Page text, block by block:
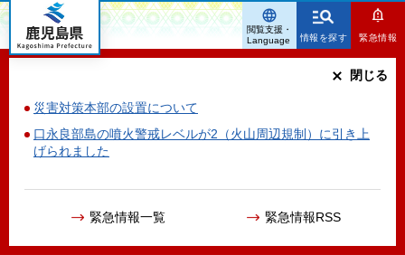
鹿児島県
情報を探す 緊急情報
災害対策本部の設置について
口永良部島の噴火警戒レベルが2（火山周辺規制）に引き上
げられました
緊急情報一覧 緊急情報RSS
閉じる
閲覧支援・
Language